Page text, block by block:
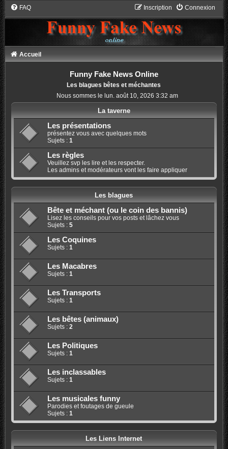
FAQ Connexion
Inscription
Accueil
Funny Fake News Online
Les blagues bêtes et méchantes
Nous sommes le lun. août 10, 2026 3:32 am
La taverne
Les présentations
présentez vous avec quelques mots
Sujets : 1
Les règles
Veuillez svp les lire et les respecter.
Les admins et modérateurs vont les faire appliquer
Les blagues
Bête et méchant (ou le coin des bannis)
Lisez les conseils pour vos posts et lâchez vous
Sujets : 5
Les Coquines
Sujets : 1
Les Macabres
Sujets : 1
Les Transports
Sujets : 1
Les bêtes (animaux)
Sujets : 2
Les Politiques
Sujets : 1
Les inclassables
Sujets : 1
Les musicales funny
Parodies et foutages de gueule
Sujets : 1
Les Liens Internet